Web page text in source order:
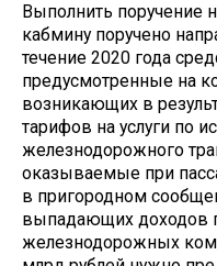
Выполнить поручение
кабмину поручено
течение 2020 года
предусмотренные на
возникающих в
тарифов на услуги по
железнодорожного
оказываемые при
в пригородном
выпадающих доходов
железнодорожных